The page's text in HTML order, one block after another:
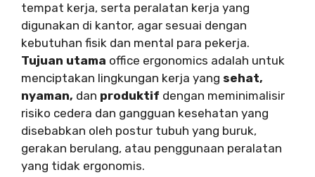
tempat kerja, serta peralatan kerja yang
digunakan di kantor, agar sesuai dengan
kebutuhan fisik dan mental para pekerja.
Tujuan utama office ergonomics adalah untuk
menciptakan lingkungan kerja yang sehat,
nyaman, dan produktif dengan meminimalisir
risiko cedera dan gangguan kesehatan yang
disebabkan oleh postur tubuh yang buruk,
gerakan berulang, atau penggunaan peralatan
yang tidak ergonomis.